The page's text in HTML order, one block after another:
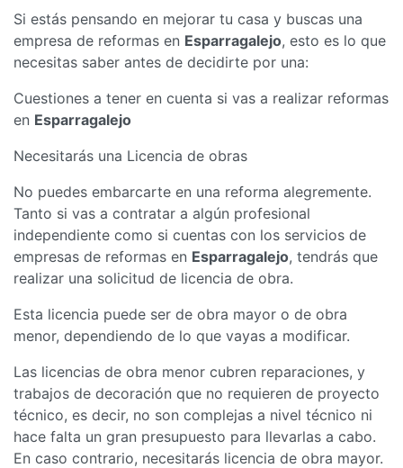
Si estás pensando en mejorar tu casa y buscas una
empresa de reformas en Esparragalejo, esto es lo que
necesitas saber antes de decidirte por una:
Cuestiones a tener en cuenta si vas a realizar reformas
en Esparragalejo
Necesitarás una Licencia de obras
No puedes embarcarte en una reforma alegremente.
Tanto si vas a contratar a algún profesional
independiente como si cuentas con los servicios de
empresas de reformas en Esparragalejo, tendrás que
realizar una solicitud de licencia de obra.
Esta licencia puede ser de obra mayor o de obra
menor, dependiendo de lo que vayas a modificar.
Las licencias de obra menor cubren reparaciones, y
trabajos de decoración que no requieren de proyecto
técnico, es decir, no son complejas a nivel técnico ni
hace falta un gran presupuesto para llevarlas a cabo.
En caso contrario, necesitarás licencia de obra mayor.